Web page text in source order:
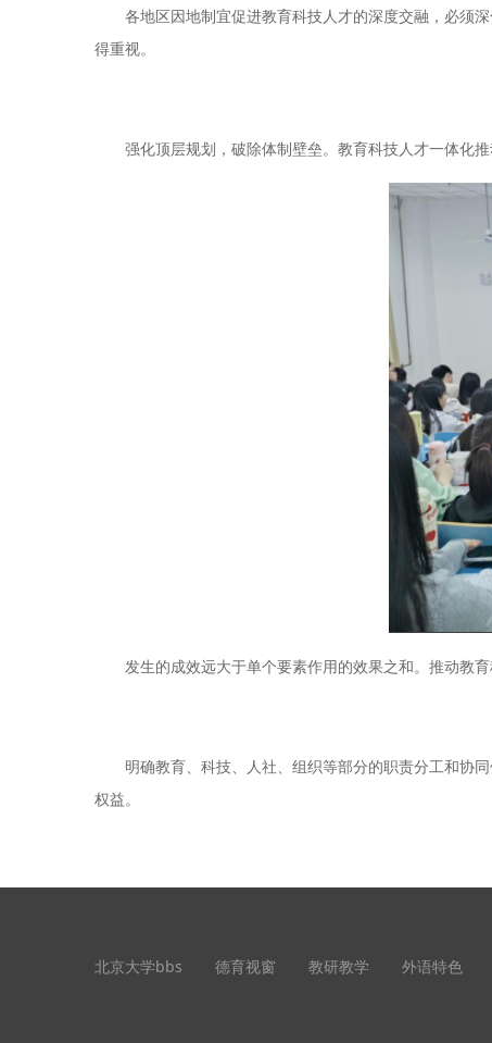
各地区因地制宜促进教育科技人才的深度交融，必须深
得重视。
强化顶层规划，破除体制壁垒。教育科技人才一体化推
发生的成效远大于单个要素作用的效果之和。推动教育
明确教育、科技、人社、组织等部分的职责分工和协同
权益。
北京大学bbs 德育视窗 教研教学 外语特色